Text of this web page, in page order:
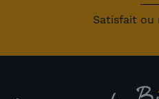
Satisfait ou